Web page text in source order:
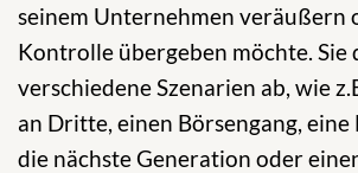
seinem Unternehmen veräußern
Kontrolle übergeben möchte. Sie
verschiedene Szenarien ab, wie
an Dritte, einen Börsengang, eine
die nächste Generation oder